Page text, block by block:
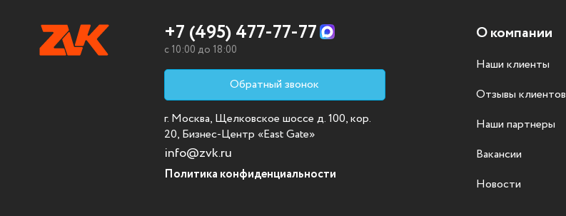
+7 (495) 477-77-77
c 10:00 до 18:00
Обратный звонок
г. Москва, Щелковское шоссе д. 100, кор.
20, Бизнес-Центр «East Gate»
info@zvk.ru
Политика конфиденциальности
О компании
Наши клиенты
Отзывы клиентов
Наши партнеры
Вакансии
Новости